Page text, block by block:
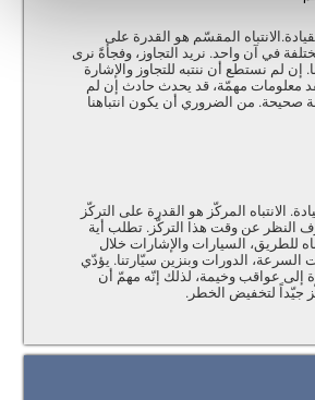
المقسّم هو القدرة على
في آن واحد. نريد التجاوز، وفجأةً نرى
إن لم نستطع أن ننتبه للتجاوز والإشارة
معلومات مهمّة، قد يحدث حادث إن لم
صحيحة. من الضروري أن يكون انتباهنا
الانتباه المركّز هو القدرة على التركّز
النظر عن وقت هذا التركّز. تطلب أية
للطريق، السيارات والإشارات خلال
السرعة، الدورات وبنزين سيّارتنا. يؤدّي
إلى عواقب وخيمة، لذلك إنّه مهمّ أن
جيّداً لتخفيض الخطر.